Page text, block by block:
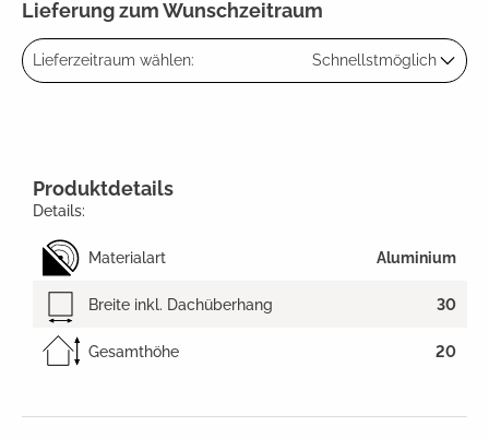
Lieferung zum Wunschzeitraum
Lieferzeitraum wählen: Schnellstmöglich
Produktdetails
Details:
Materialart Aluminium
Breite inkl. Dachüberhang 30
Gesamthöhe 20